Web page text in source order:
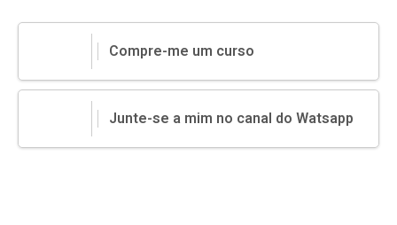
Compre-me um curso
Junte-se a mim no canal do Watsapp